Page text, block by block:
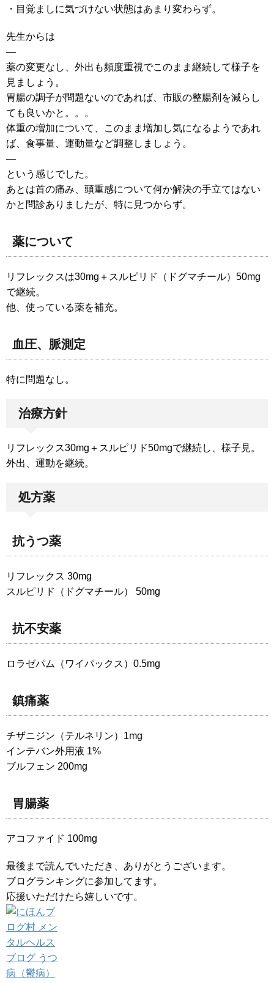
・目覚ましに気づけない状態はあまり変わらず。
先生からは
—
薬の変更なし、外出も頻度重視でこのまま継続して様子を
見ましょう。
胃腸の調子が問題ないのであれば、市販の整腸剤を減らし
ても良いかと。。。
体重の増加について、このまま増加し気になるようであれ
ば、食事量、運動量など調整しましょう。
—
という感じでした。
あとは首の痛み、頭重感について何か解決の手立てはない
かと問診ありましたが、特に見つからず。
薬について
リフレックスは30mg＋スルピリド（ドグマチール）50mg
で継続。
他、使っている薬を補充。
血圧、脈測定
特に問題なし。
治療方針
リフレックス30mg＋スルピリド50mgで継続し、様子見。
外出、運動を継続。
処方薬
抗うつ薬
リフレックス 30mg
スルピリド（ドグマチール） 50mg
抗不安薬
ロラゼパム（ワイパックス）0.5mg
鎮痛薬
チザニジン（テルネリン）1mg
インテバン外用液 1%
ブルフェン 200mg
胃腸薬
アコファイド 100mg
最後まで読んでいただき、ありがとうございます。
ブログランキングに参加してます。
応援いただけたら嬉しいです。